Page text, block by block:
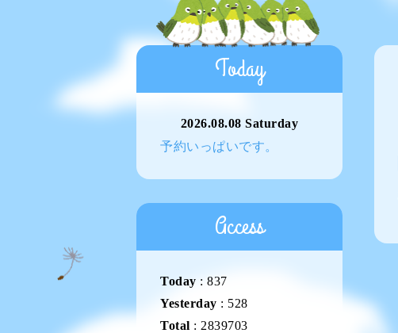
Today
2026.08.08 Saturday
予約いっぱいです。
Access
Today : 837
Yesterday : 528
Total : 2839703